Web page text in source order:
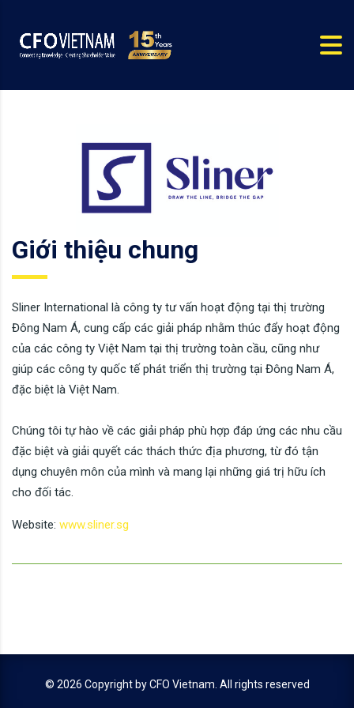
Giới thiệu chung
Sliner International là công ty tư vấn hoạt động tại thị trường
Đông Nam Á, cung cấp các giải pháp nhằm thúc đẩy hoạt động
của các công ty Việt Nam tại thị trường toàn cầu, cũng như
giúp các công ty quốc tế phát triển thị trường tại Đông Nam Á,
đặc biệt là Việt Nam.
Chúng tôi tự hào về các giải pháp phù hợp đáp ứng các nhu cầu
đặc biệt và giải quyết các thách thức địa phương, từ đó tận
dụng chuyên môn của mình và mang lại những giá trị hữu ích
cho đối tác.
Website: www.sliner.sg
© 2026 Copyright byCFO Vietnam . All rights reserved